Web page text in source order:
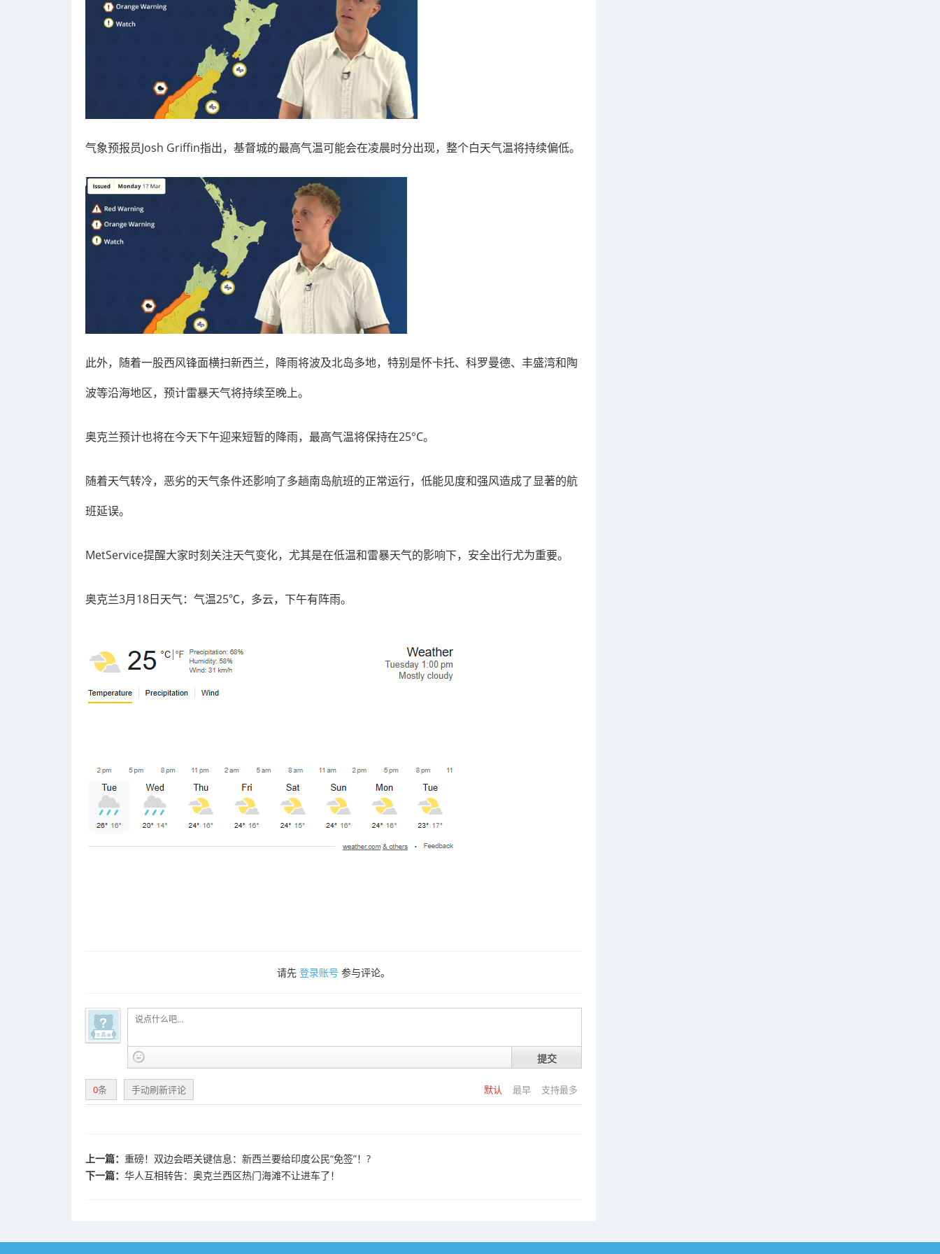
气象预报员Josh Griffin指出，基督城的最高气温可能会在凌晨时分出现，整个白天气温将持续偏低。
此外，随着一股西风锋面横扫新西兰，降雨将波及北岛多地，特别是怀卡托、科罗曼德、丰盛湾和陶
波等沿海地区，预计雷暴天气将持续至晚上。
奥克兰预计也将在今天下午迎来短暂的降雨，最高气温将保持在25°C。
随着天气转冷，恶劣的天气条件还影响了多趟南岛航班的正常运行，低能见度和强风造成了显著的航
班延误。
MetService提醒大家时刻关注天气变化，尤其是在低温和雷暴天气的影响下，安全出行尤为重要。
奥克兰3月18日天气：气温25℃，多云，下午有阵雨。
请先 登录账号 参与评论。
提交
默认 最早 支持最多
0条 手动刷新评论
上一篇： 重磅！双边会晤关键信息：新西兰要给印度公民“免签”！?
下一篇： 华人互相转告：奥克兰西区热门海滩不让进车了！